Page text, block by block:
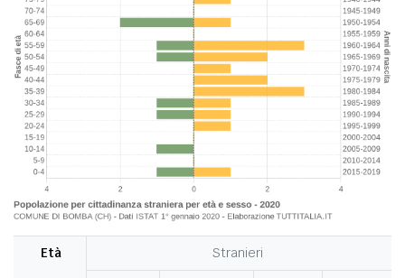
Età Stranieri